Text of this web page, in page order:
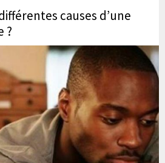
causes d’une
?